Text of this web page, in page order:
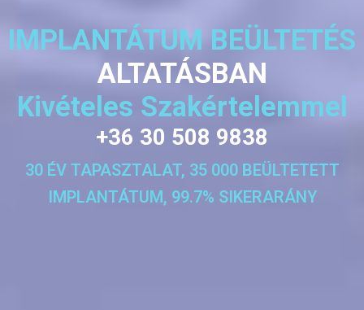
IMPLANTÁTUM BEÜLTETÉS
ALTATÁSBAN
Kivételes Szakértelemmel
+36 30 508 9838
30 ÉV TAPASZTALAT, 35 000 BEÜLTETETT
IMPLANTÁTUM, 99.7% SIKERARÁNY